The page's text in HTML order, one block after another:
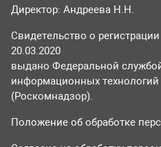
Директор: Андреева Н.Н.
Свидетельство о
20.03.2020
выдано Федеральной
информационных
(Роскомнадзор).
Положение об обработке